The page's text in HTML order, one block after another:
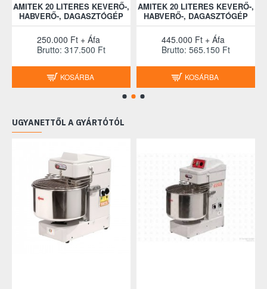
AMITEK 20 LITERES KEVERŐ-,
HABVERŐ-, DAGASZTÓGÉP
250.000 Ft + Áfa
Brutto: 317.500 Ft
KOSÁRBA
AMITEK 20 LITERES KEVERŐ-,
HABVERŐ-, DAGASZTÓGÉP
445.000 Ft + Áfa
Brutto: 565.150 Ft
KOSÁRBA
UGYANETTŐL A GYÁRTÓTÓL